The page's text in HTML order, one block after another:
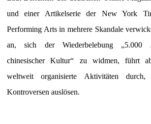
und einer Artikelserie der New York
Performing Arts in mehrere Skandale
an, sich der Wiederbelebung „5.000
chinesischer Kultur“ zu widmen, führt
weltweit organisierte Aktivitäten durch,
Kontroversen auslösen.